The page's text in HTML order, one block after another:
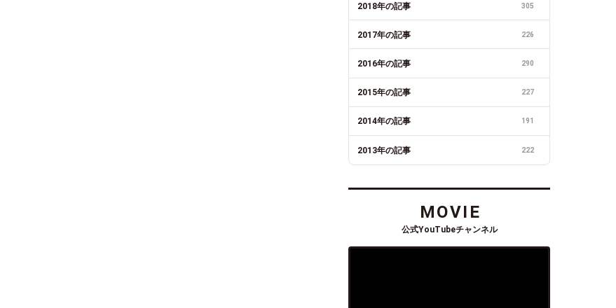
2018年の記事 305
2017年の記事 226
2016年の記事 290
2015年の記事 227
2014年の記事 191
2013年の記事 222
MOVIE
公式YouTubeチャンネル